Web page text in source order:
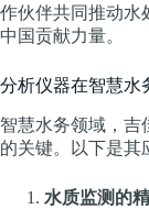
作伙伴共同推动水
中国贡献力量。
分析仪器在智慧水
智慧水务领域，吉
的关键。以下是其
水质监测的